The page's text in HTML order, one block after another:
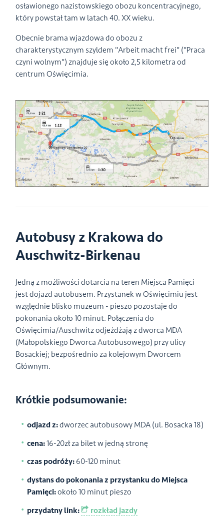
osławionego nazistowskiego obozu koncentracyjnego,
który powstał tam w latach 40. XX wieku.
Obecnie brama wjazdowa do obozu z
charakterystycznym szyldem "Arbeit macht frei" ("Praca
czyni wolnym") znajduje się około 2,5 kilometra od
centrum Oświęcimia.
Autobusy z Krakowa do
Auschwitz-Birkenau
Jedną z możliwości dotarcia na teren Miejsca Pamięci
jest dojazd autobusem. Przystanek w Oświęcimiu jest
względnie blisko muzeum - pieszo pozostaje do
pokonania około 10 minut. Połączenia do
Oświęcimia/Auschwitz odjeżdżają z dworca MDA
(Małopolskiego Dworca Autobusowego) przy ulicy
Bosackiej; bezpośrednio za kolejowym Dworcem
Głównym.
Krótkie podsumowanie:
odjazd z:dworzec autobusowy MDA (ul. Bosacka 18)
cena:16-20zł za bilet w jedną stronę
czas podróży: 60-120 minut
dystans do pokonania z przystanku do Miejsca
Pamięci:około 10 minut pieszo
przydatny link:
rozkład jazdy